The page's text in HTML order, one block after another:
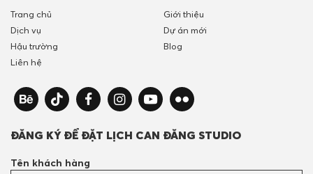
Trang chủ
Giới thiệu
Dịch vụ
Dự án mới
Hậu trường
Blog
Liên hệ
ĐĂNG KÝ ĐỂ ĐẶT LỊCH CAN ĐĂNG STUDIO
Tên khách hàng